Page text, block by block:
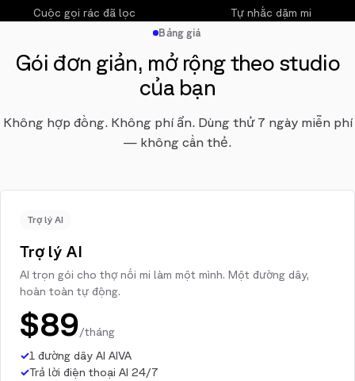
Cuộc gọi rác đã lọc Tự nhắc dặm mi
Bảng giá
Gói đơn giản, mở rộng theo studio
của bạn
Không hợp đồng. Không phí ẩn. Dùng thử 7 ngày miễn phí
— không cần thẻ.
Trợ lý AI
Trợ lý AI
AI trọn gói cho thợ nối mi làm một mình. Một đường dây,
hoàn toàn tự động.
$89/tháng
✓1 đường dây AI AIVA
✓Trả lời điện thoại AI 24/7